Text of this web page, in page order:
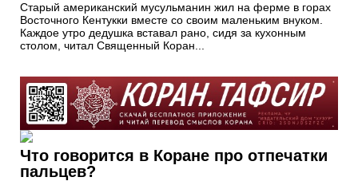
Старый американский мусульманин жил на ферме в горах
Восточного Кентукки вместе со своим маленьким внуком.
Каждое утро дедушка вставал рано, сидя за кухонным
столом, читал Священный Коран...
Что говорится в Коране про отпечатки
пальцев?